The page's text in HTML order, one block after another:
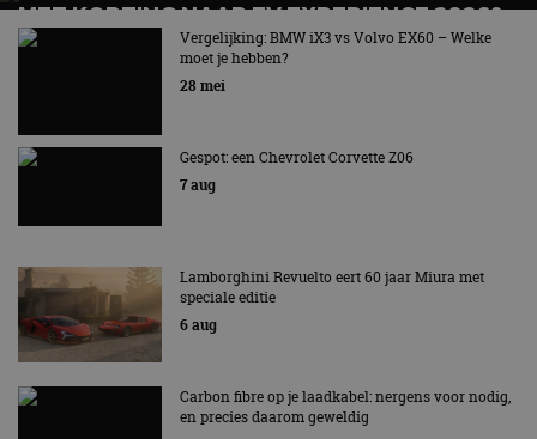
MET KORTING NAAR EV EXPERIENCE 2026?
AUTORAI REGELT HET!
EV Experience 2026 van 24 tot 26 september
Vergelijking: BMW iX3 vs Volvo EX60 – Welke
moet je hebben?
28 mei
Gespot: een Chevrolet Corvette Z06
7 aug
Lamborghini Revuelto eert 60 jaar Miura met
speciale editie
6 aug
Carbon fibre op je laadkabel: nergens voor nodig,
en precies daarom geweldig